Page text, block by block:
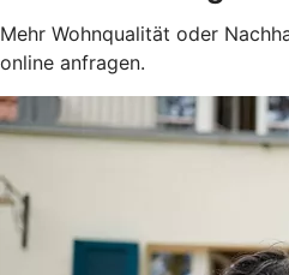
Mehr Wohnqualität oder
online anfragen.